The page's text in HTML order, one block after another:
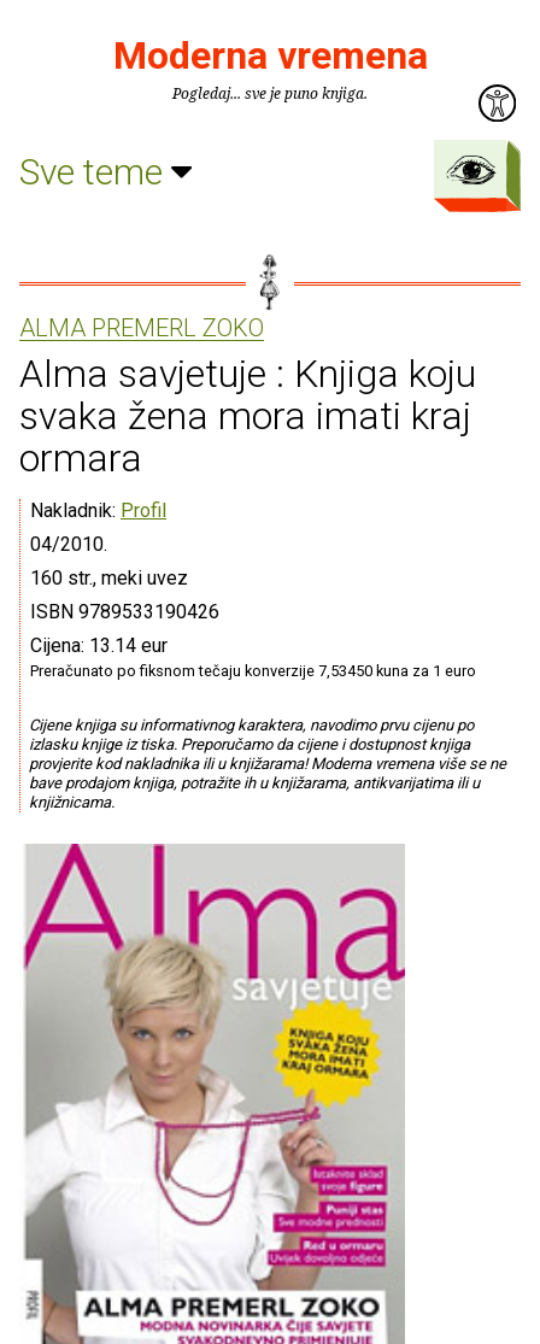
Moderna vremena
Pogledaj... sve je puno knjiga.
Sve teme
ALMA PREMERL ZOKO
Alma savjetuje : Knjiga koju
svaka žena mora imati kraj
ormara
Nakladnik: Profil
04/2010.
160 str., meki uvez
ISBN 9789533190426
Cijena: 13.14 eur
Preračunato po fiksnom tečaju konverzije 7,53450 kuna za 1 euro
Cijene knjiga su informativnog karaktera, navodimo prvu cijenu po
izlasku knjige iz tiska. Preporučamo da cijene i dostupnost knjiga
provjerite kod nakladnika ili u knjižarama! Moderna vremena više se ne
bave prodajom knjiga, potražite ih u knjižarama, antikvarijatima ili u
knjižnicama.